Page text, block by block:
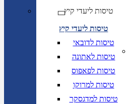
טיסות ליעדי קיץ
טיסות ליעדי קיץ
טיסות לדובאי
טיסות לאתונה
טיסות לפאפוס
טיסות למרוקו
טיסות למדגסקר